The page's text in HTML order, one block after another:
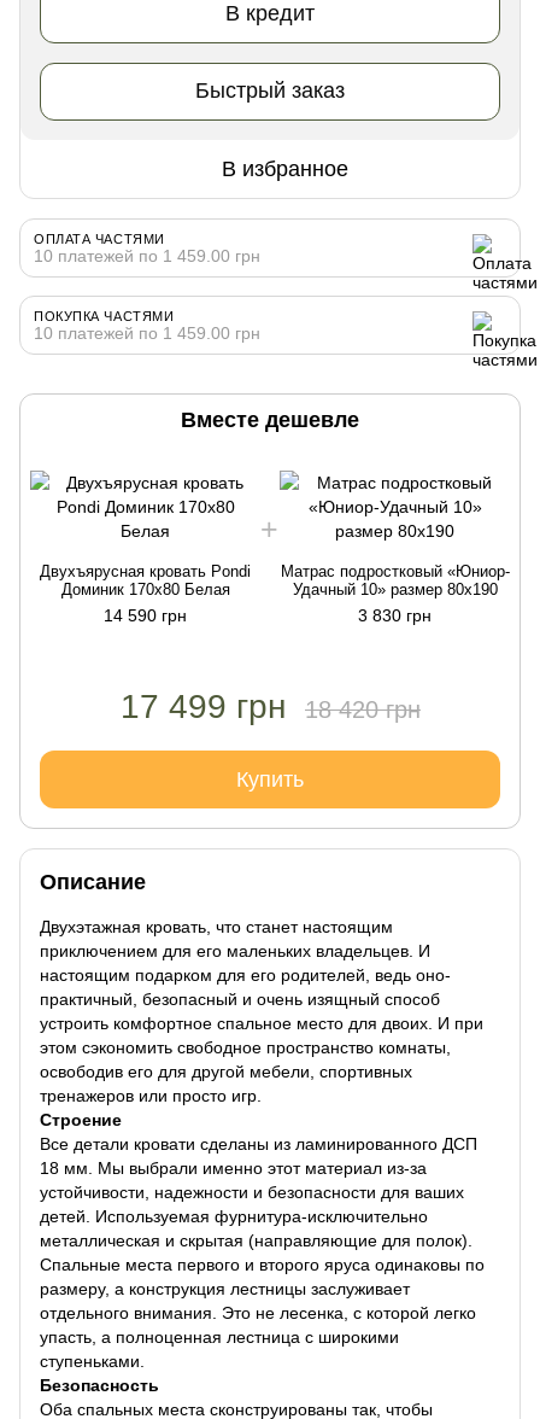
В кредит
Быстрый заказ
В избранное
ОПЛАТА ЧАСТЯМИ
10 платежей по 1 459.00 грн
ПОКУПКА ЧАСТЯМИ
10 платежей по 1 459.00 грн
Вместе дешевле
Двухъярусная кровать Pondi
Доминик 170х80 Белая
14 590 грн
Матрас подростковый «Юниор-
Удачный 10» размер 80х190
3 830 грн
17 499 грн 18 420 грн
Купить
Описание
Двухэтажная кровать, что станет настоящим
приключением для его маленьких владельцев. И
настоящим подарком для его родителей, ведь оно-
практичный, безопасный и очень изящный способ
устроить комфортное спальное место для двоих. И при
этом сэкономить свободное пространство комнаты,
освободив его для другой мебели, спортивных
тренажеров или просто игр.
Строение
Все детали кровати сделаны из ламинированного ДСП
18 мм. Мы выбрали именно этот материал из-за
устойчивости, надежности и безопасности для ваших
детей. Используемая фурнитура-исключительно
металлическая и скрытая (направляющие для полок).
Спальные места первого и второго яруса одинаковы по
размеру, а конструкция лестницы заслуживает
отдельного внимания. Это не лесенка, с которой легко
упасть, а полноценная лестница с широкими
ступеньками.
Безопасность
Оба спальных места сконструированы так, чтобы